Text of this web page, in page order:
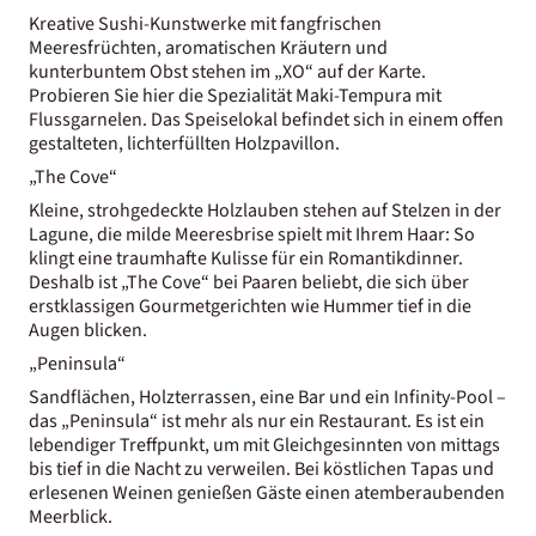
Kreative Sushi-Kunstwerke mit fangfrischen
Meeresfrüchten, aromatischen Kräutern und
kunterbuntem Obst stehen im „XO“ auf der Karte.
Probieren Sie hier die Spezialität Maki-Tempura mit
Flussgarnelen. Das Speiselokal befindet sich in einem offen
gestalteten, lichterfüllten Holzpavillon.
„The Cove“
Kleine, strohgedeckte Holzlauben stehen auf Stelzen in der
Lagune, die milde Meeresbrise spielt mit Ihrem Haar: So
klingt eine traumhafte Kulisse für ein Romantikdinner.
Deshalb ist „The Cove“ bei Paaren beliebt, die sich über
erstklassigen Gourmetgerichten wie Hummer tief in die
Augen blicken.
„Peninsula“
Sandflächen, Holzterrassen, eine Bar und ein Infinity-Pool –
das „Peninsula“ ist mehr als nur ein Restaurant. Es ist ein
lebendiger Treffpunkt, um mit Gleichgesinnten von mittags
bis tief in die Nacht zu verweilen. Bei köstlichen Tapas und
erlesenen Weinen genießen Gäste einen atemberaubenden
Meerblick.